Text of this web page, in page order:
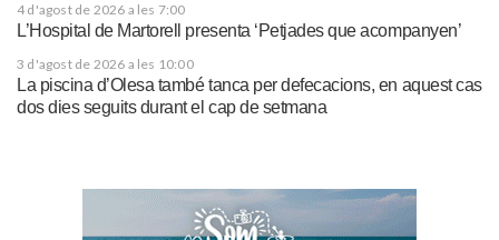
4 d'agost de 2026 a les 7:00
L’Hospital de Martorell presenta ‘Petjades que acompanyen’
3 d'agost de 2026 a les 10:00
La piscina d’Olesa també tanca per defecacions, en aquest cas
dos dies seguits durant el cap de setmana